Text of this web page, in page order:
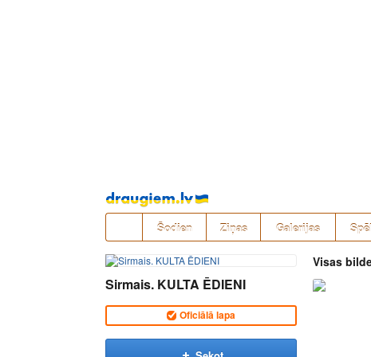
Pāriet
uz
saturu
Šodien Ziņas Galerijas
Sirmais. KULTA ĒDIENI
Oficiālā lapa
Visas